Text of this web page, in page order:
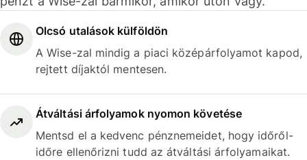
Olcsó utalások külföldön
A Wise-zal mindig a piaci középárfolyamot kapod,
rejtett díjaktól mentesen.
Átváltási árfolyamok nyomon követése
Mentsd el a kedvenc pénznemeidet, hogy időről-
időre ellenőrizni tudd az átváltási árfolyamaikat.